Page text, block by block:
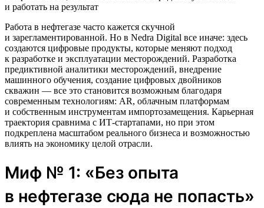
и работать на результат
Работа в нефтегазе часто кажется скучной
и зарегламентированной. Но в Nedra Digital все иначе: здесь
создаются цифровые продукты, которые меняют подход
к разработке и эксплуатации месторождений. Разработка
предиктивной аналитики месторождений, внедрение
машинного обучения, создание цифровых двойников
скважин — все это становится возможным благодаря
современным технологиям: AR, облачным платформам
и собственным инструментам импортозамещения. Карьерная
траектория сравнима с ИТ-стартапами, но при этом
подкреплена масштабом реального бизнеса и возможностью
влиять на экономику целой отрасли.
Миф № 1: «Без опыта
в нефтегазе сюда не попасть»